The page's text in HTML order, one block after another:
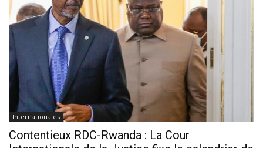
Internationales
Contentieux RDC-Rwanda : La Cour